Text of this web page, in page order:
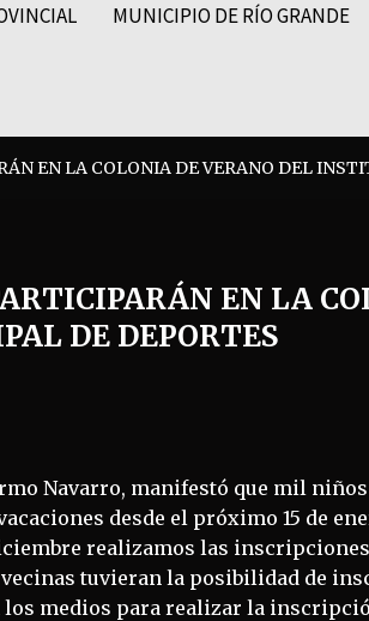
MUNICIPIO DE RÍO GRANDE
EN LA COLONIA DE VERANO DEL
EN LA
DE DEPORTES
Navarro, manifestó que mil
desde el próximo 15 de
realizamos las
tuvieran la posibilidad de
los medios para realizar la